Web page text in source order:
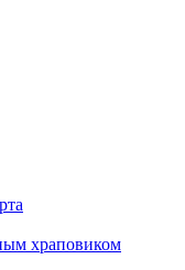
храповиком